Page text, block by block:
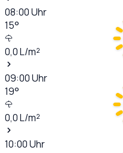
08:00Uhr
15°
0,0L/m²
09:00Uhr
19°
0,0L/m²
10:00Uhr